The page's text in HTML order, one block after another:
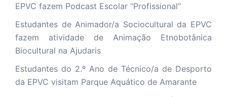
EPVC fazem Podcast Escolar “Profissional”
Estudantes de Animador/a Sociocultural da EPVC
fazem atividade de Animação Etnobotânica
Biocultural na Ajudaris
Estudantes do 2.º Ano de Técnico/a de Desporto
da EPVC visitam Parque Aquático de Amarante